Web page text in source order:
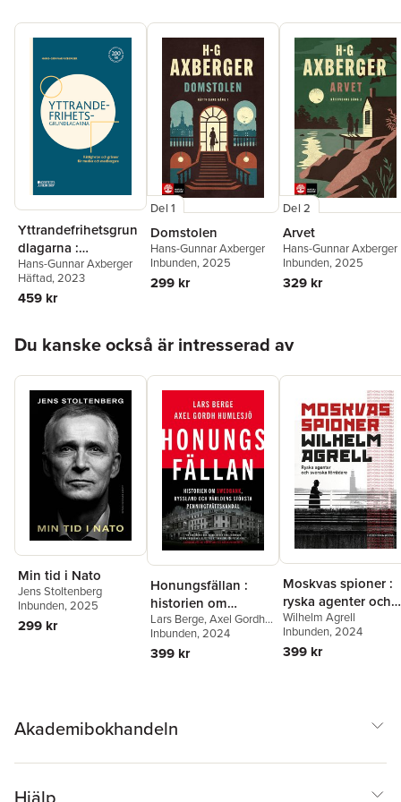
Yttrandefrihetsgrun
dlagarna :
rättigheter och
gränser för medier
och medborgare
Hans-Gunnar Axberger
Häftad, 2023
459 kr
Del 1
Domstolen
Hans-Gunnar Axberger
Inbunden, 2025
299 kr
Del 2
Arvet
Hans-Gunnar Axberger
Inbunden, 2025
329 kr
Du kanske också är intresserad av
Min tid i Nato
Jens Stoltenberg
Inbunden, 2025
299 kr
Honungsfällan :
historien om
Swedbank, Ryssland
och världens största
penningtvättskanda
Lars Berge,Axel Gordh
Humlesjö
Inbunden, 2024
399 kr
Moskvas spioner :
ryska agenter och
svenska förrädare
Wilhelm Agrell
Inbunden, 2024
399 kr
Akademibokhandeln